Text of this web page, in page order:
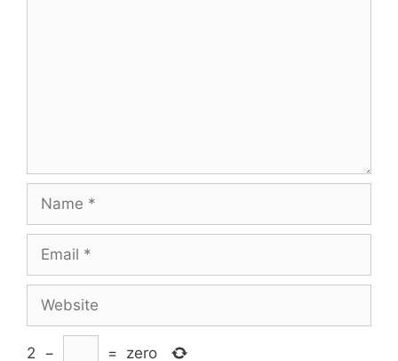
Name
Email
Website
2 − = zero